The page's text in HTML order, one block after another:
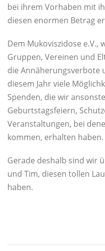
bei ihrem Vorhaben mit
diesen enormen Betrag
Dem Mukoviszidose e.V.,
Gruppen, Vereinen und
die Annäherungsverbote
diesem Jahr viele
Spenden, die wir
Geburtstagsfeiern,
Veranstaltungen, bei
kommen, erhalten haben.
Gerade deshalb sind wir
und Tim, diesen tollen
haben.